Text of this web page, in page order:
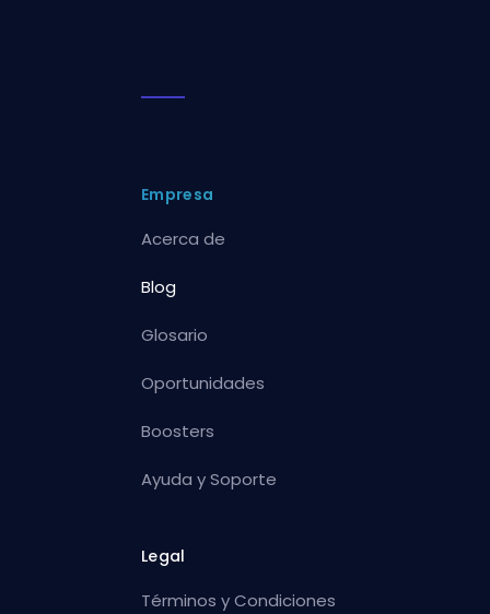
Empresa
Acerca de
Blog
Glosario
Oportunidades
Boosters
Ayuda y Soporte
Legal
Términos y Condiciones